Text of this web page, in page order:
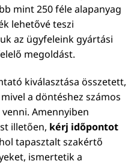
mint 250 féle alapanyag
lehetővé teszi
az ügyfeleink gyártási
megoldást.
kiválasztása összetett,
a döntéshez számos
Amennyiben
illetően, kérj időpontot
tapasztalt szakértő
ismertetik a